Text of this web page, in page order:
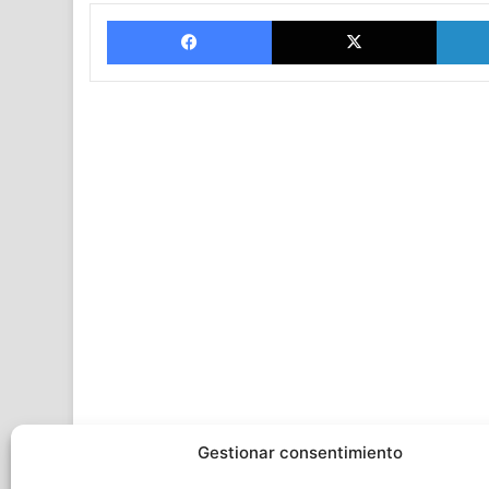
Gestionar consentimiento
Facebook X